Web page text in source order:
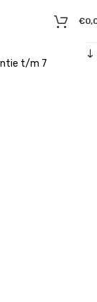
t/m 7
€